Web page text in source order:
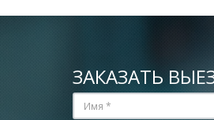
ЗАКАЗАТЬ